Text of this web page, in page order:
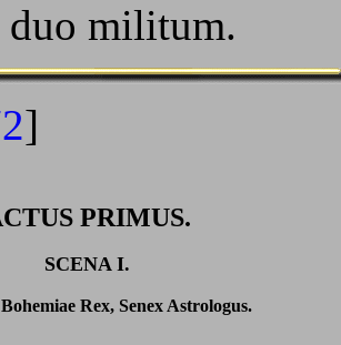
militum.
]
PRIMUS.
SCENA I.
Rex, Senex Astrologus.